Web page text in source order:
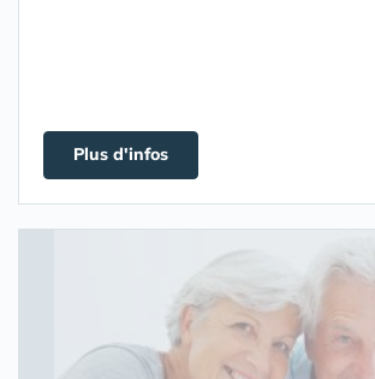
Plus d'infos